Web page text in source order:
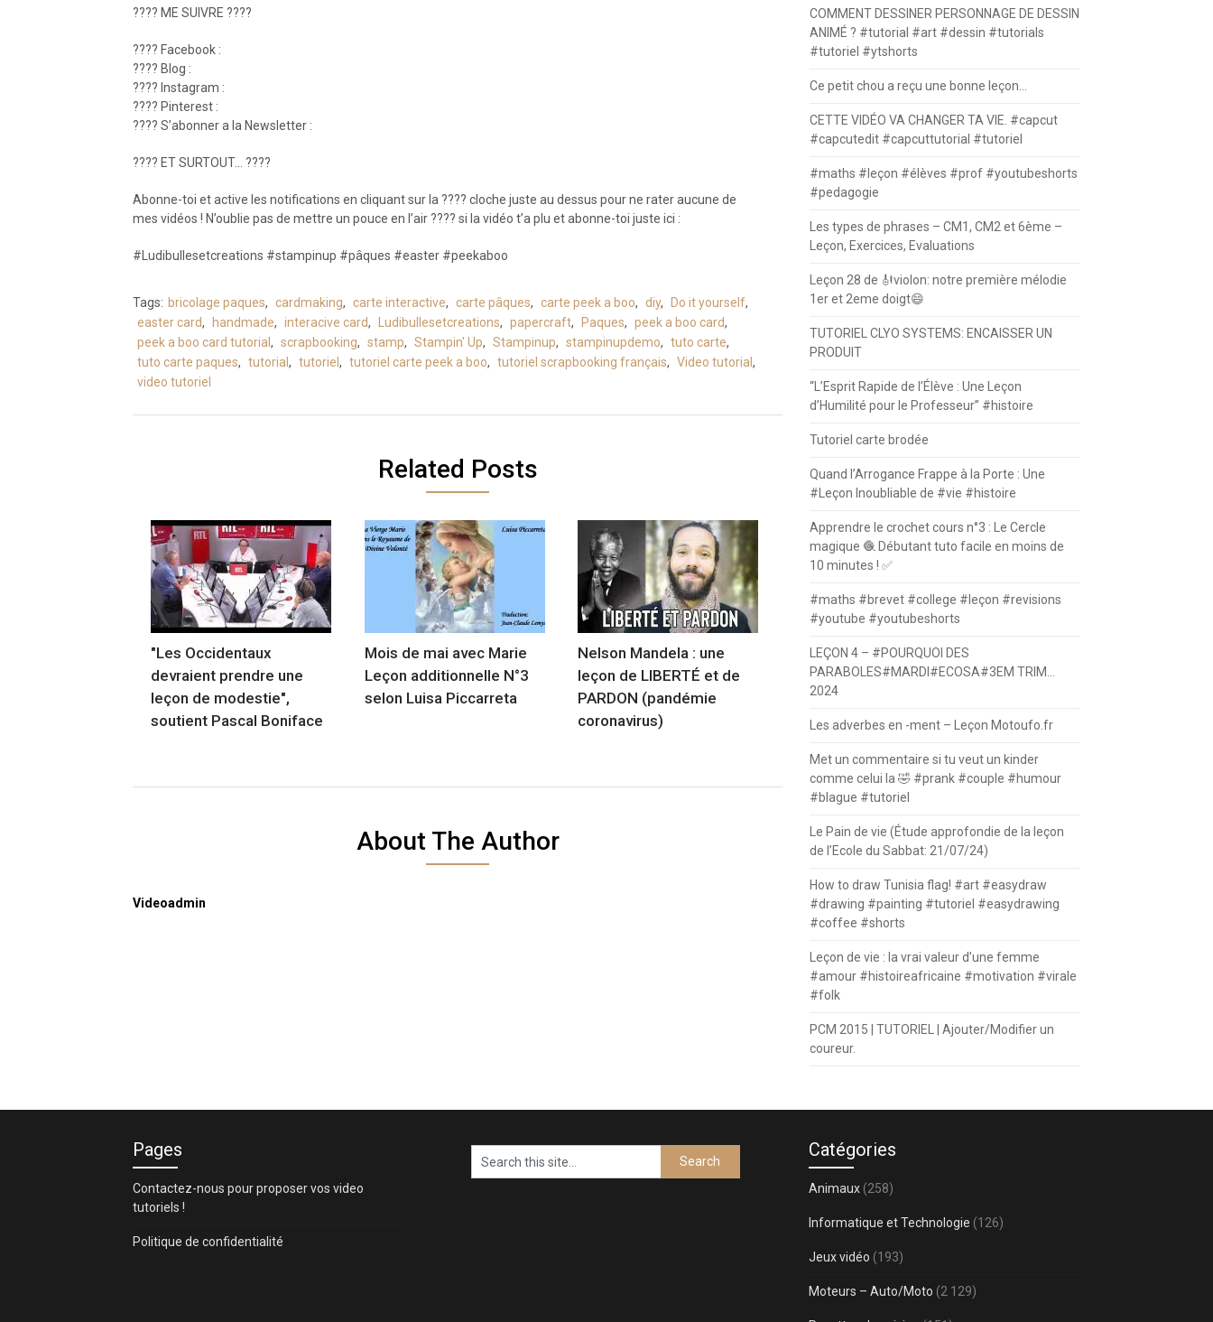
???? ME SUIVRE ????
???? Facebook :
???? Blog :
???? Instagram :
???? Pinterest :
???? S’abonner a la Newsletter :
???? ET SURTOUT… ????
Abonne-toi et active les notifications en cliquant sur la ???? cloche juste au dessus pour ne rater aucune de
mes vidéos ! N’oublie pas de mettre un pouce en l’air ???? si la vidéo t’a plu et abonne-toi juste ici :
#Ludibullesetcreations #stampinup #pâques #easter #peekaboo
Tags: bricolage paques, cardmaking, carte interactive, carte pâques, carte peek a boo, diy, Do it yourself,
easter card, handmade, interacive card, Ludibullesetcreations, papercraft, Paques, peek a boo card,
peek a boo card tutorial , scrapbooking, stamp, Stampin' Up, Stampinup, stampinupdemo, tuto carte,
tuto carte paques, tutorial , tutoriel , tutoriel carte peek a boo, tutoriel scrapbooking français, Video tutorial ,
video tutoriel
Related Posts
"Les Occidentaux
devraient prendre une
leçon de modestie",
soutient Pascal Boniface
Mois de mai avec Marie
Leçon additionnelle N°3
selon Luisa Piccarreta
Nelson Mandela : une
leçon de LIBERTÉ et de
PARDON (pandémie
coronavirus)
About The Author
Videoadmin
COMMENT DESSINER PERSONNAGE DE DESSIN
ANIMÉ ? #tutorial #art #dessin #tutorials
#tutoriel #ytshorts
Ce petit chou a reçu une bonne leçon…
CETTE VIDÉO VA CHANGER TA VIE. #capcut
#capcutedit #capcuttutorial #tutoriel
#maths #leçon #élèves #prof #youtubeshorts
#pedagogie
Les types de phrases – CM1, CM2 et 6ème –
Leçon, Exercices, Evaluations
Leçon 28 de 🎻violon: notre première mélodie
1er et 2eme doigt😄
TUTORIEL CLYO SYSTEMS: ENCAISSER UN
PRODUIT
“L’Esprit Rapide de l’Élève : Une Leçon
d’Humilité pour le Professeur” #histoire
Tutoriel carte brodée
Quand l’Arrogance Frappe à la Porte : Une
#Leçon Inoubliable de #vie #histoire
Apprendre le crochet cours n°3 : Le Cercle
magique 🧶 Débutant tuto facile en moins de
10 minutes ! ✅
#maths #brevet #college #leçon #revisions
#youtube #youtubeshorts
LEÇON 4 – #POURQUOI DES
PARABOLES#MARDI#ECOSA#3EM TRIM…
2024
Les adverbes en -ment – Leçon Motoufo.fr
Met un commentaire si tu veut un kinder
comme celui la 🤣 #prank #couple #humour
#blague #tutoriel
Le Pain de vie (Étude approfondie de la leçon
de l’Ecole du Sabbat: 21/07/24)
How to draw Tunisia flag! #art #easydraw
#drawing #painting #tutoriel #easydrawing
#coffee #shorts
Leçon de vie : la vrai valeur d’une femme
#amour #histoireafricaine #motivation #virale
#folk
PCM 2015 | TUTORIEL | Ajouter/Modifier un
coureur.
Pages
Contactez-nous pour proposer vos video
tutoriels !
Politique de confidentialité
Catégories
Animaux (258)
Informatique et Technologie (126)
Jeux vidéo (193)
Moteurs – Auto/Moto (2 129)